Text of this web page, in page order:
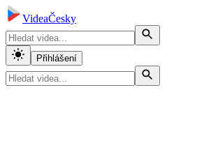
VideaČesky
Přihlášení